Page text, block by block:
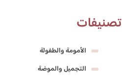
تصنيفات
الأمومة والطفولة
التجميل والموضة